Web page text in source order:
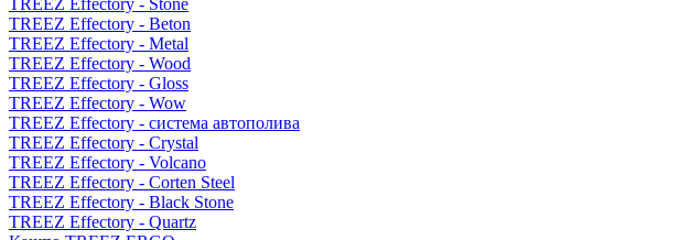
TREEZ Effectory - Stone
TREEZ Effectory - Beton
TREEZ Effectory - Metal
TREEZ Effectory - Wood
TREEZ Effectory - Gloss
TREEZ Effectory - Wow
TREEZ Effectory - система автополива
TREEZ Effectory - Crystal
TREEZ Effectory - Volcano
TREEZ Effectory - Corten Steel
TREEZ Effectory - Black Stone
TREEZ Effectory - Quartz